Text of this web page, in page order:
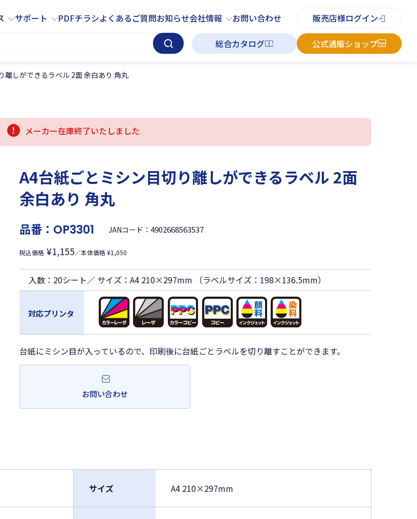
サポート PDFチラシよくあるご質問お知らせ会社情報 お問い合わせ 販売店様ログイン
総合カタログ 公式通販ショップ
サービス サポート PDFチラシ よくあるご質問 お知らせ お問い合わせ
離しができるラベル 2面 余白あり 角丸
メーカー在庫終了いたしました
A4台紙ごとミシン目切り離しができるラベル 2面
余白あり 角丸
品番： OP3301 JANコード：4902668563537
税込価格 ¥1,155／本体価格 ¥1,050
入数：20シート／ サイズ：A4 210×297mm （ラベルサイズ：198×136.5mm）
対応プリンタ
台紙にミシン目が入っているので、印刷後に台紙ごとラベルを切り離すことができます。
お問い合わせ
サイズ A4 210×297mm